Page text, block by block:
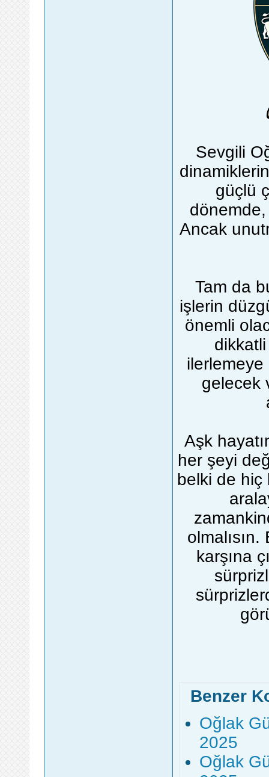
Sevgili
güçlü
Ancak
Tam da
işlerin
önemli
ilerlemeye
gelecek
Aşk
her şeyi
belki de hiç
karşına
Benzer
Oğlak
2025
Oğlak